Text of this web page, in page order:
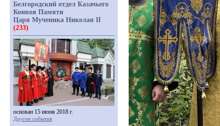
Белгородский отдел Казачьего
Конвоя Памяти
Царя Мученика Николая II
(233)
основан 15 июня 2018 г.
Другие события